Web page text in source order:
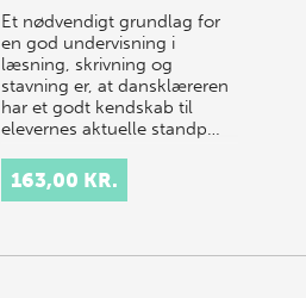
Et nødvendigt grundlag for
en god undervisning i
læsning, skrivning og
stavning er, at dansklæreren
har et godt kendskab til
elevernes aktuelle standp…
163,00 KR.